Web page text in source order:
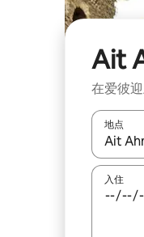
Ait
在爱彼
地点
如有搜
入住